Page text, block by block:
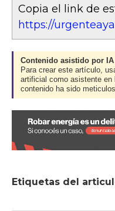
Copia el link de
https://
Contenido asistido por
Para crear este artículo,
artificial como asistente en
contenido ha sido
Etiquetas del